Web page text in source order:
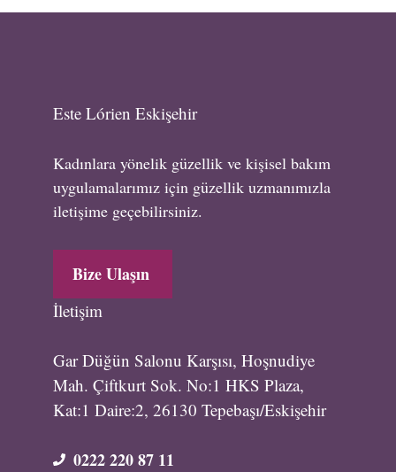
Este Lórien Eskişehir
Kadınlara yönelik güzellik ve kişisel bakım
uygulamalarımız için güzellik uzmanımızla
iletişime geçebilirsiniz.
Bize Ulaşın
İletişim
Gar Düğün Salonu Karşısı, Hoşnudiye
Mah. Çiftkurt Sok. No:1 HKS Plaza,
Kat:1 Daire:2, 26130 Tepebaşı/Eskişehir
0222 220 87 11